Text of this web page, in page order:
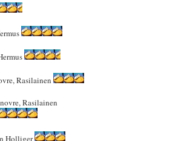
Rasilainen
Rasilainen
Holliger